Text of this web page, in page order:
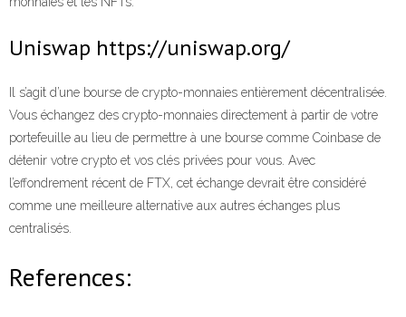
Uniswap https://uniswap.org/
Il s’agit d’une bourse de crypto-monnaies entièrement décentralisée.
Vous échangez des crypto-monnaies directement à partir de votre
portefeuille au lieu de permettre à une bourse comme Coinbase de
détenir votre crypto et vos clés privées pour vous. Avec
l’effondrement récent de FTX, cet échange devrait être considéré
comme une meilleure alternative aux autres échanges plus
centralisés.
References: